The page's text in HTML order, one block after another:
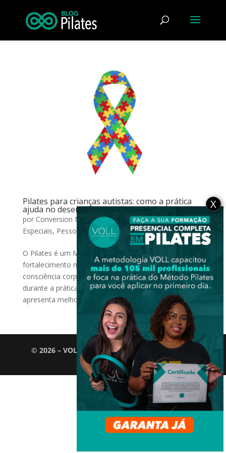
Pilates para crianças autistas: como a prática
ajuda no desenvolvimento?
por Conversion News|jul 20, 2023|Crianças,Grupos
Especiais, Pessoas com Deficiências
O Pilates é um Método de exercício que enfatiza o
fortalecimento muscular, o equilíbrio, a flexibilidade e a
consciência corporal. Isso pode ser bastante benéfico
durante a prática de Pilates para crianças autistas, pois
apresenta melhorias significativas em sua...
© 2026 – VOLL Pilates Group. Todos os direitos
reservados.
X